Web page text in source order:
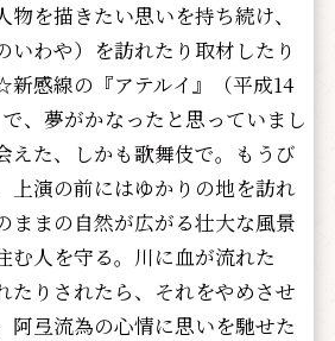
を描きたい思いを持ち続け、
いわや）を訪れたり取材したり
感線の『アテルイ』（平成14
、夢がかなったと思っていまし
えた、しかも歌舞伎で。もうび
上演の前にはゆかりの地を訪れ
ままの自然が広がる壮大な風景
む人を守る。川に血が流れた
たりされたら、それをやめさせ
阿弖流為の心情に思いを馳せた